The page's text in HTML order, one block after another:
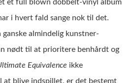
et full blown dobbelt-vinyl album
i hvert fald sange nok til det.
ganske almindelig kunstner-
nødt til at prioritere benhårdt og
Equivalence ikke
at blive indspillet, er det bestemt